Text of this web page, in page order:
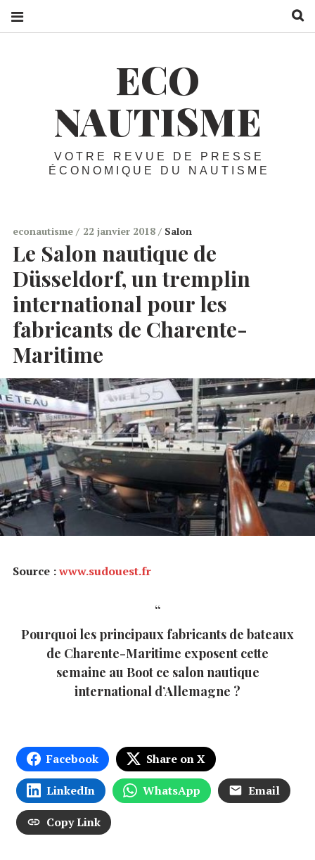
ECO
NAUTISME
VOTRE REVUE DE PRESSE
ÉCONOMIQUE DU NAUTISME
econautisme 22 janvier 2018 Salon
Le Salon nautique de
Düsseldorf, un tremplin
international pour les
fabricants de Charente-
Maritime
Source :www.sudouest.fr
Pourquoi les principaux fabricants de bateaux
de Charente-Maritime exposent cette
semaine au Boot ce salon nautique
international d’Allemagne ?
Facebook Share on X
LinkedIn WhatsApp Email
Copy Link